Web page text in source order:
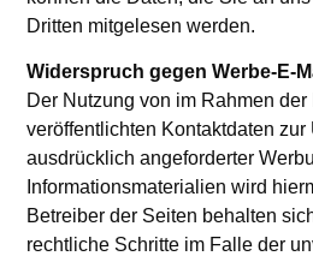
Dritten mitgelesen werden.
Widerspruch gegen Werbe-E-
Der Nutzung von im Rahmen
veröffentlichten Kontaktdaten
ausdrücklich angeforderter
Informationsmaterialien wird
Betreiber der Seiten behalten
rechtliche Schritte im Falle der